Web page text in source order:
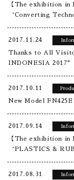
【The exhibition
‘Converting
2017.11.24
Thanks to All
INDONESIA
2017.10.11
New Model FN425E
2017.09.14
【The exhibition
‘PLASTICS &
2017.08.31